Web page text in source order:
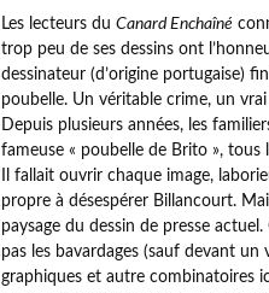
Les lecteurs du Canard Enchaîné
trop peu de ses dessins ont
dessinateur (d’origine portugaise)
poubelle. Un véritable crime, un
Depuis plusieurs années, les
fameuse « poubelle de Brito », tous
Il fallait ouvrir chaque image,
propre à désespérer Billancourt.
paysage du dessin de presse
pas les bavardages (sauf devant un
graphiques et autre combinatoires